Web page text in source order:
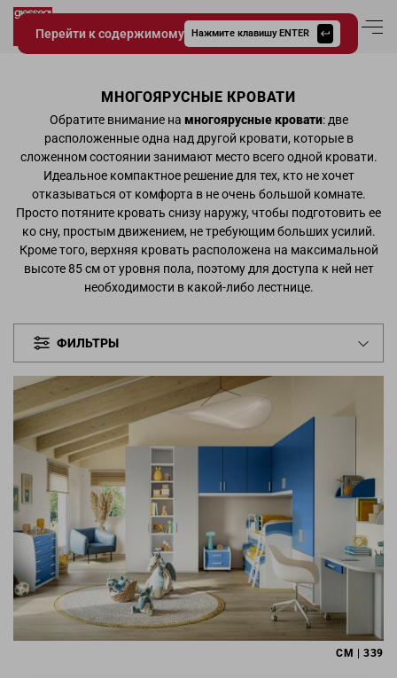
Перейти к содержимому Нажмите клавишу ENTER
Giessegi.it
Вход в
МНОГОЯРУСНЫЕ КРОВАТИ
Обратите внимание на многоярусные кровати: две
расположенные одна над другой кровати, которые в
сложенном состоянии занимают место всего одной кровати.
Идеальное компактное решение для тех, кто не хочет
отказываться от комфорта в не очень большой комнате.
Просто потяните кровать снизу наружу, чтобы подготовить ее
ко сну, простым движением, не требующим больших усилий.
Кроме того, верхняя кровать расположена на максимальной
высоте 85 см от уровня пола, поэтому для доступа к ней нет
необходимости в какой-либо лестнице.
ФИЛЬТРЫ
CM | 339